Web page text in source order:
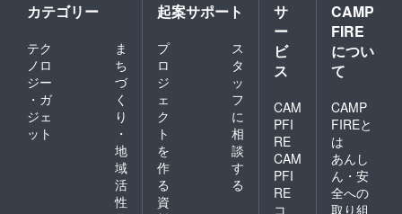
カテゴリー
テク
ノロ
ジー
・ガ
ジェ
ット
ま
ち
づ
く
り
・
地
域
活
性
起案サポート
プ
ロ
ジ
ェ
ク
ト
を
作
る
ス
タ
ッ
フ
に
相
談
す
る
資
サ
ー
ビ
ス
CAM
PFI
RE
CAM
PFI
RE
コ
CAMP
FIRE
につい
て
CAMP
FIREと
は
あんし
ん・安
全への
取り組